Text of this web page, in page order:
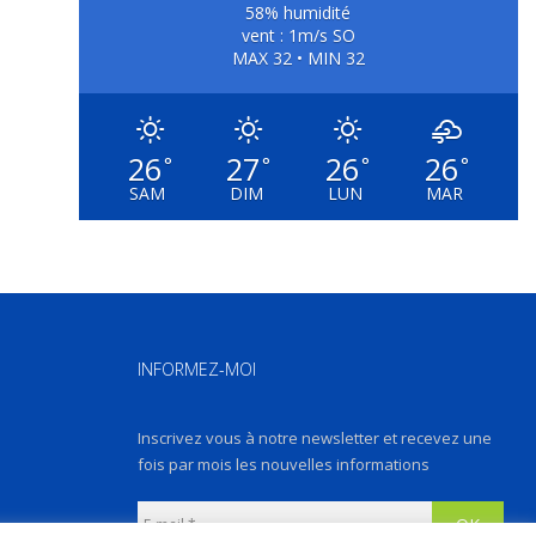
58% humidité
vent : 1m/s SO
MAX 32 • MIN 32
26°
SAM
27°
DIM
26°
LUN
26°
MAR
INFORMEZ-MOI
Inscrivez vous à notre newsletter et recevez une
fois par mois les nouvelles informations